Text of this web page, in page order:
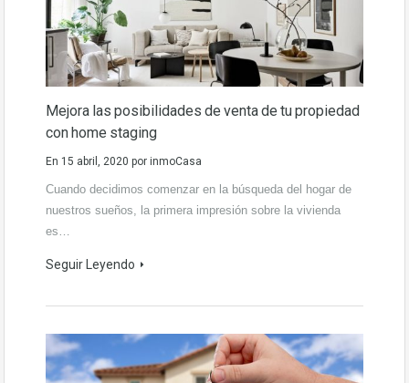
Mejora las posibilidades de venta de tu propiedad
con home staging
En 15 abril, 2020 por inmoCasa
Cuando decidimos comenzar en la búsqueda del hogar de
nuestros sueños, la primera impresión sobre la vivienda
es…
Seguir Leyendo